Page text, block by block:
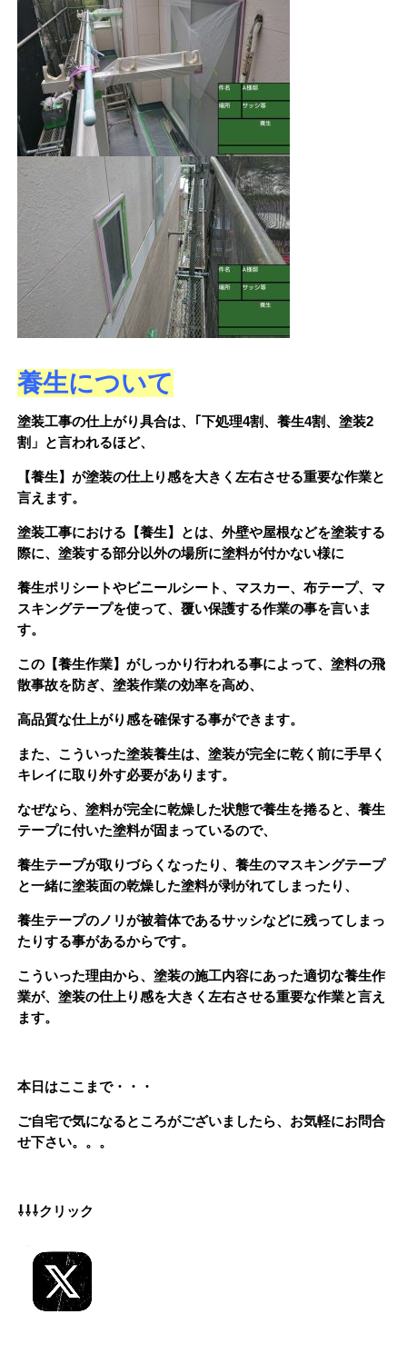
養生について
塗装工事の仕上がり具合は、｢下処理4割、養生4割、塗装2
割」と言われるほど、
【養生】が塗装の仕上り感を大きく左右させる重要な作業と
言えます。
塗装工事における 【養生】
とは、外壁や屋根などを塗装する
際に、塗装する部分以外の場所に塗料が付かない様に
養生ポリシートやビニールシート、マスカー、布テープ、マ
スキングテープを使って、覆い保護する作業の事を言いま
す。
この【養生作業】 がしっかり行われる事によって、塗料の飛
散事故を防ぎ、塗装作業の効率を高め、
高品質な仕上がり感を確保する事ができます。
また、こういった塗装養生は、塗装が完全に乾く前に手早く
キレイに取り外す必要があります。
なぜなら、塗料が完全に乾燥した状態で養生を捲ると、養生
テープに付いた塗料が固まっているので、
養生テープが取りづらくなったり、養生のマスキングテープ
と一緒に塗装面の乾燥した塗料が剥がれてしまったり、
養生テープのノリが被着体であるサッシなどに残ってしまっ
たりする事があるからです。
こういった理由から、塗装の施工内容にあった適切な養生作
業が、塗装の仕上り感を大きく左右させる重要な作業と言え
ます。
本日はここまで・・・
ご自宅で気になるところがございましたら、お気軽にお問合
せ下さい。。。
⇩⇩⇩クリック